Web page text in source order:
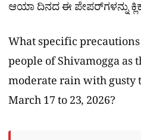
ಆಯಾ ದಿನದ ಈ ಪೇಪರ್​ಗಳನ್ನು
What specific
people of Shivamogga
moderate rain with
March 17 to 23, 2026?